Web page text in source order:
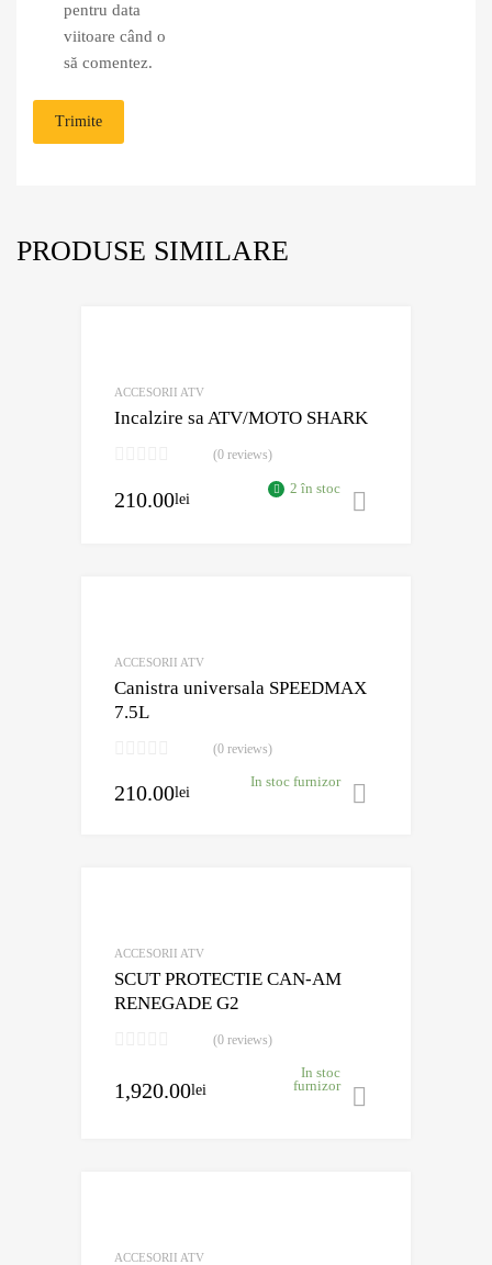
pentru data
viitoare când o
să comentez.
PRODUSE SIMILARE
ACCESORII ATV
Incalzire sa ATV/MOTO SHARK
(0 reviews)
210.00lei
2 în stoc
ACCESORII ATV
Canistra universala SPEEDMAX
7.5L
(0 reviews)
210.00lei
In stoc furnizor
ACCESORII ATV
SCUT PROTECTIE CAN-AM
RENEGADE G2
(0 reviews)
1,920.00lei
In stoc
furnizor
ACCESORII ATV